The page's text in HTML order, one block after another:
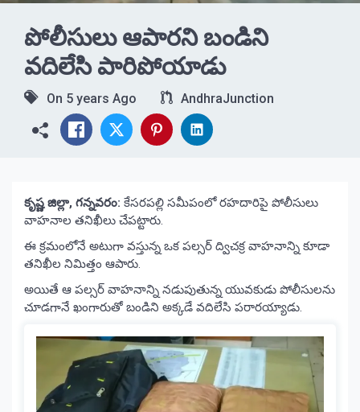
పోలీసులు ఆపారని బండిని
వదిలేసి పారిపోయాడు
On 5 years Ago AndhraJunction
కృష్ణ జిల్లా, గన్నవరం: కేసరపల్లి సమీపంలో రహదారిపై పోలీసులు
వాహనాల తనిఖీలు చేపట్టారు.
ఈ క్రమంలోనే అటుగా వస్తున్న ఒక పల్సర్ ద్విచక్ర వాహనాన్ని కూడా
తనిఖీల నిమిత్తం ఆపారు.
అయితే ఆ పల్సర్ వాహనాన్ని నడుపుతున్న యువకుడు పోలీసులను
చూడగానే ఖంగారుతో బండిని అక్కడే వదిలేసి పరారయ్యాడు.